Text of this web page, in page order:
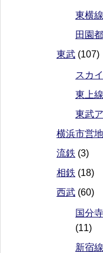
東横
田園
東武 (107)
スカ
東上
東武
横浜市営
流鉄 (3)
相鉄 (18)
西武 (60)
国分
(11)
新宿